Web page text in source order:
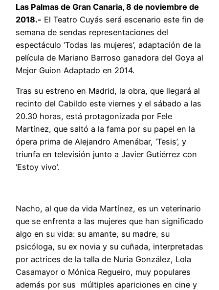
Las Palmas de Gran Canaria, 8 de noviembre de
2018.- El Teatro Cuyás será escenario este fin de
semana de sendas representaciones del
espectáculo ‘Todas las mujeres’, adaptación de la
película de Mariano Barroso ganadora del Goya al
Mejor Guion Adaptado en 2014.
Tras su estreno en Madrid, la obra, que llegará al
recinto del Cabildo este viernes y el sábado a las
20.30 horas, está protagonizada por Fele
Martínez, que saltó a la fama por su papel en la
ópera prima de Alejandro Amenábar, ‘Tesis’, y
triunfa en televisión junto a Javier Gutiérrez con
‘Estoy vivo’.
Nacho, al que da vida Martínez, es un veterinario
que se enfrenta a las mujeres que han significado
algo en su vida: su amante, su madre, su
psicóloga, su ex novia y su cuñada, interpretadas
por actrices de la talla de Nuria González, Lola
Casamayor o Mónica Regueiro, muy populares
además por sus múltiples apariciones en cine y